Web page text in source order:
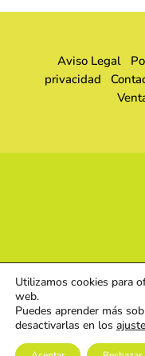
Aviso Legal
privacidad
Utilizamos cookies para
web.
Puedes aprender más
desactivarlas en los